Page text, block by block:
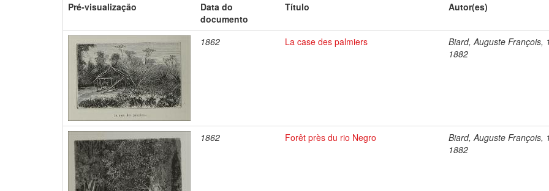
Pré-visualização
Data do
documento
Título Autor(es)
1862 La case des palmiers
Biard, Auguste François,
1882
1862 Forêt près du rio Negro
Biard, Auguste François,
1882